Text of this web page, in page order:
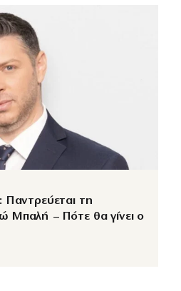
Παντρεύεται τη
Μπαλή – Πότε θα γίνει ο